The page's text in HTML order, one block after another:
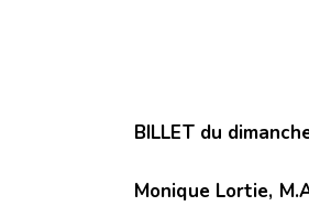
BILLET du
Monique Lortie,